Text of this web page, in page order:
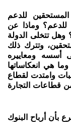
للدعم
وماذا عن
تتخلى الدولة
وتترك ذلك
أسسه ومعاييره
هي انعكاساتها
وامتدت لقطاع
من قطاعات التجارة
بأن أرباح البنوك